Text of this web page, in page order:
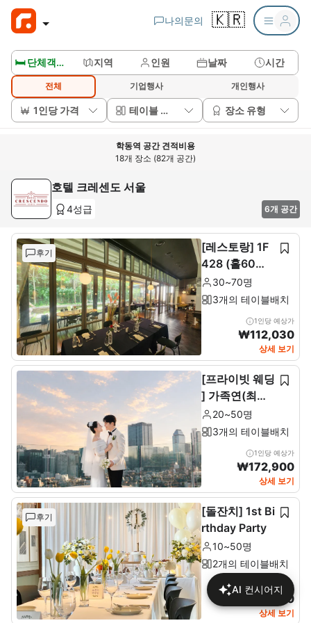
나의문의 🇰🇷
🛏️ 단체객실보기 지역 인원 날짜 시간
전체 기업행사 개인행사
1인당 가격 테이블 배치 장소 유형
학동역 공간 견적비용
18개 장소 (82개 공간)
호텔 크레센도 서울
4성급 6개 공간
후기
[레스토랑] 1F
428 (홀60석+
룸10석)
30~70명
3개의 테이블배치
1인당 예상가
₩112,030
상세 보기
[프라이빗 웨딩
] 가족연(최소2
0~최대 50인)
20~50명
3개의 테이블배치
1인당 예상가
₩172,900
상세 보기
후기
[돌잔치] 1st Bi
rthday Party
10~50명
2개의 테이블배치
1인당 예상가
₩137,680
상세 보기
AI 컨시어지